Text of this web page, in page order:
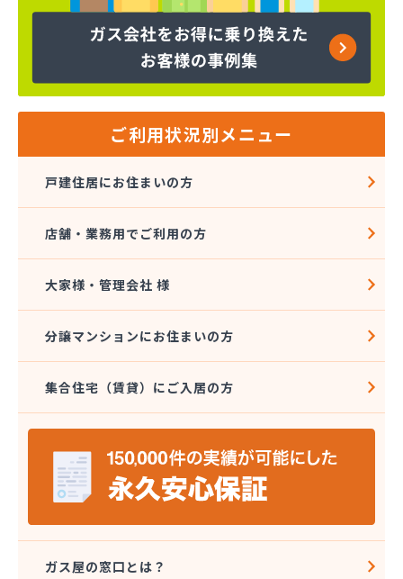
株式会社マルエイ 岐阜直売支店
株式会社マルエイ 長良営業所
株式会社マルエイ 大垣支店
株式会社マルタイ商店
株式会社ミツウロコ 東濃営業所
株式会社ヤマサン
株式会社ヤマセ坂井商店
株式会社伊藤商会本社
株式会社各務原食糧
株式会社岩井屋
株式会社吉田プロパン
株式会社五月商店
株式会社広江石油店
株式会社高橋商会
株式会社笹屋鈴木商店
株式会社山卯
株式会社山本石油本社
株式会社寺町商店
ご利用状況別メニュー
戸建住居にお住まいの方
店舗・業務用でご利用の方
大家様・管理会社 様
分譲マンションにお住まいの方
集合住宅（賃貸）にご入居の方
ガス屋の窓口とは？